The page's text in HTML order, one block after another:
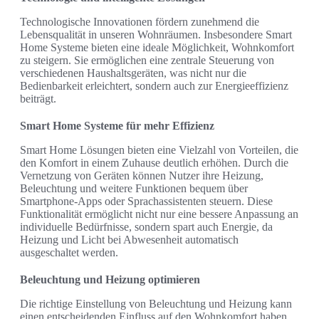
Technologische Innovationen fördern zunehmend die
Lebensqualität in unseren Wohnräumen. Insbesondere Smart
Home Systeme bieten eine ideale Möglichkeit, Wohnkomfort
zu steigern. Sie ermöglichen eine zentrale Steuerung von
verschiedenen Haushaltsgeräten, was nicht nur die
Bedienbarkeit erleichtert, sondern auch zur Energieeffizienz
beiträgt.
Smart Home Systeme für mehr Effizienz
Smart Home Lösungen bieten eine Vielzahl von Vorteilen, die
den Komfort in einem Zuhause deutlich erhöhen. Durch die
Vernetzung von Geräten können Nutzer ihre Heizung,
Beleuchtung und weitere Funktionen bequem über
Smartphone-Apps oder Sprachassistenten steuern. Diese
Funktionalität ermöglicht nicht nur eine bessere Anpassung an
individuelle Bedürfnisse, sondern spart auch Energie, da
Heizung und Licht bei Abwesenheit automatisch
ausgeschaltet werden.
Beleuchtung und Heizung optimieren
Die richtige Einstellung von Beleuchtung und Heizung kann